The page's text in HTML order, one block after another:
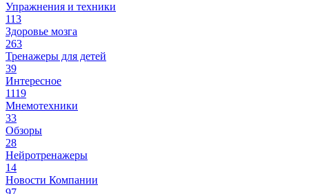
Упражнения и техники
113
Здоровье мозга
263
Тренажеры для детей
39
Интересное
1119
Мнемотехники
33
Обзоры
28
Нейротренажеры
14
Новости Компании